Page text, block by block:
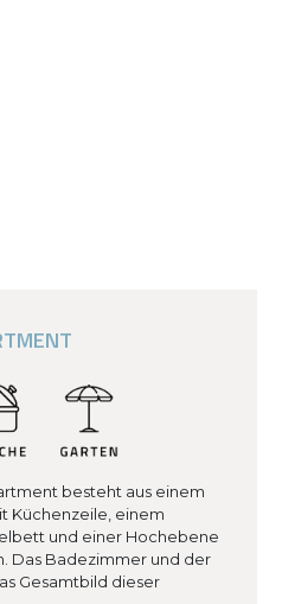
besteht aus einem
Küchenzeile, einem
und einer Hochebene
Das Badezimmer und der
Gesamtbild dieser